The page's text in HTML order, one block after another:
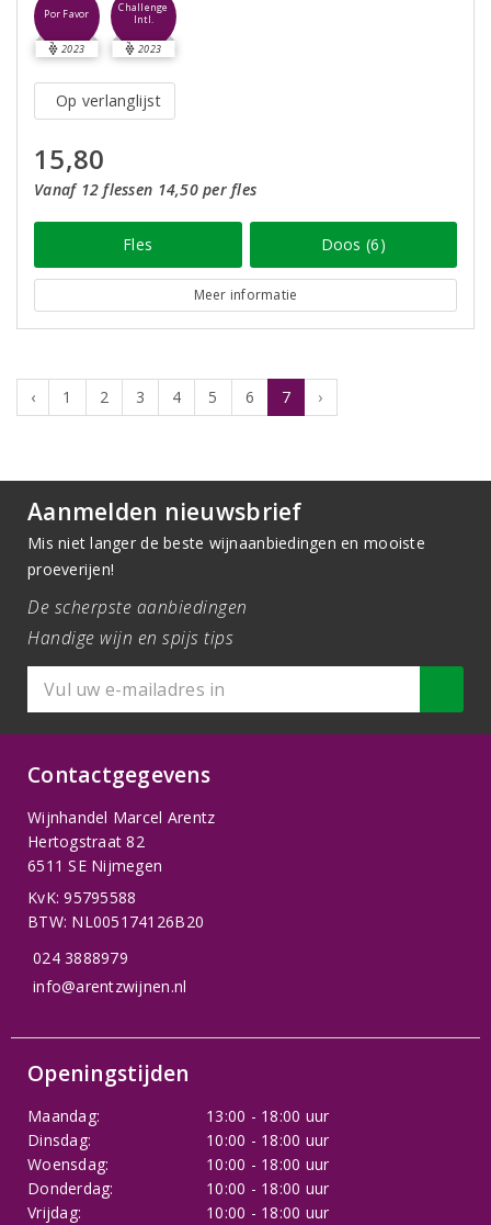
Por Favor
2023
Challenge
Intl.
2023
Op verlanglijst
15,80
Vanaf 12 flessen 14,50 per fles
Fles Doos (6)
Meer informatie
‹ 1 2 3 4 5 6 7 ›
Aanmelden nieuwsbrief
Mis niet langer de beste wijnaanbiedingen en mooiste
proeverijen!
De scherpste aanbiedingen
Handige wijn en spijs tips
Contactgegevens
Wijnhandel Marcel Arentz
Hertogstraat 82
6511 SE Nijmegen
KvK: 95795588
BTW: NL005174126B20
024 3888979
info@arentzwijnen.nl
Openingstijden
Maandag:
13:00 - 18:00 uur
Dinsdag:
10:00 - 18:00 uur
Woensdag:
10:00 - 18:00 uur
Donderdag:
10:00 - 18:00 uur
Vrijdag:
10:00 - 18:00 uur